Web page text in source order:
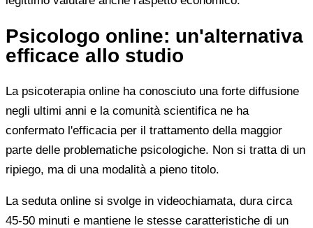
Psicologo online: un'alternativa
efficace allo studio
La psicoterapia online ha conosciuto una forte diffusione
negli ultimi anni e la comunità scientifica ne ha
confermato l'efficacia per il trattamento della maggior
parte delle problematiche psicologiche. Non si tratta di un
ripiego, ma di una modalità a pieno titolo.
La seduta online si svolge in videochiamata, dura circa
45-50 minuti e mantiene le stesse caratteristiche di un